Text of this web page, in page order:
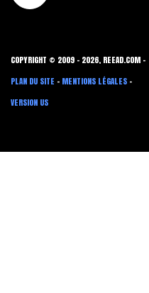
COPYRIGHT © 2009 - 2026, REEAD.COM -
PLAN DU SITE - MENTIONS LÉGALES -
VERSION US